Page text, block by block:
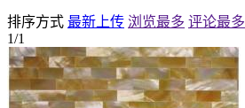
排序方式 最新上传 浏览最多 评论最多
1/1